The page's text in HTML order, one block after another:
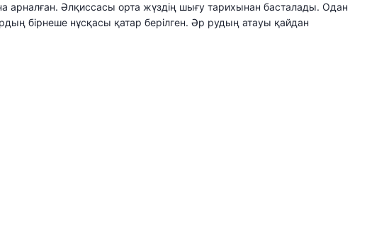
арналған. Әлқиссасы орта жүздің шығу тарихынан басталады. Одан
бірнеше нұсқасы қатар берілген. Әр рудың атауы қайдан